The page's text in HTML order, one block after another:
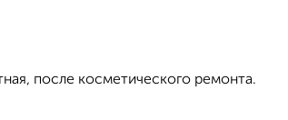
после косметического ремонта.